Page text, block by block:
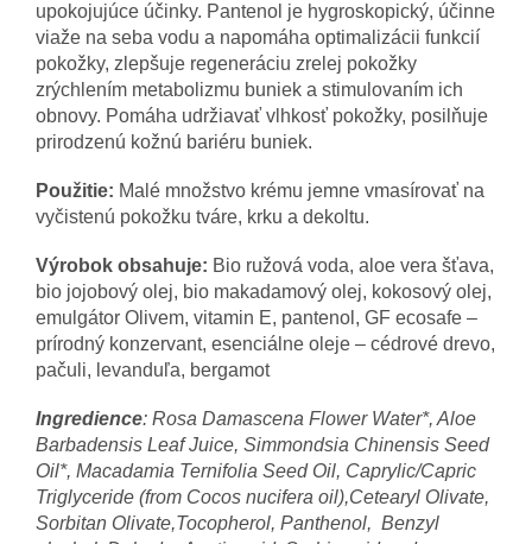
upokojujúce účinky. Pantenol je hygroskopický, účinne
viaže na seba vodu a napomáha optimalizácii funkcií
pokožky, zlepšuje regeneráciu zrelej pokožky
zrýchlením metabolizmu buniek a stimulovaním ich
obnovy. Pomáha udržiavať vlhkosť pokožky, posilňuje
prirodzenú kožnú bariéru buniek.
Použitie: Malé množstvo krému jemne vmasírovať na
vyčistenú pokožku tváre, krku a dekoltu.
Výrobok obsahuje: Bio ružová voda, aloe vera šťava,
bio jojobový olej, bio makadamový olej, kokosový olej,
emulgátor Olivem, vitamin E, pantenol, GF ecosafe –
prírodný konzervant, esenciálne oleje – cédrové drevo,
pačuli, levanduľa, bergamot
Ingredience: Rosa Damascena Flower Water*, Aloe
Barbadensis Leaf Juice, Simmondsia Chinensis Seed
Oil*, Macadamia Ternifolia Seed Oil, Caprylic/Capric
Triglyceride (from Cocos nucifera oil),Cetearyl Olivate,
Sorbitan Olivate,Tocopherol, Panthenol, Benzyl